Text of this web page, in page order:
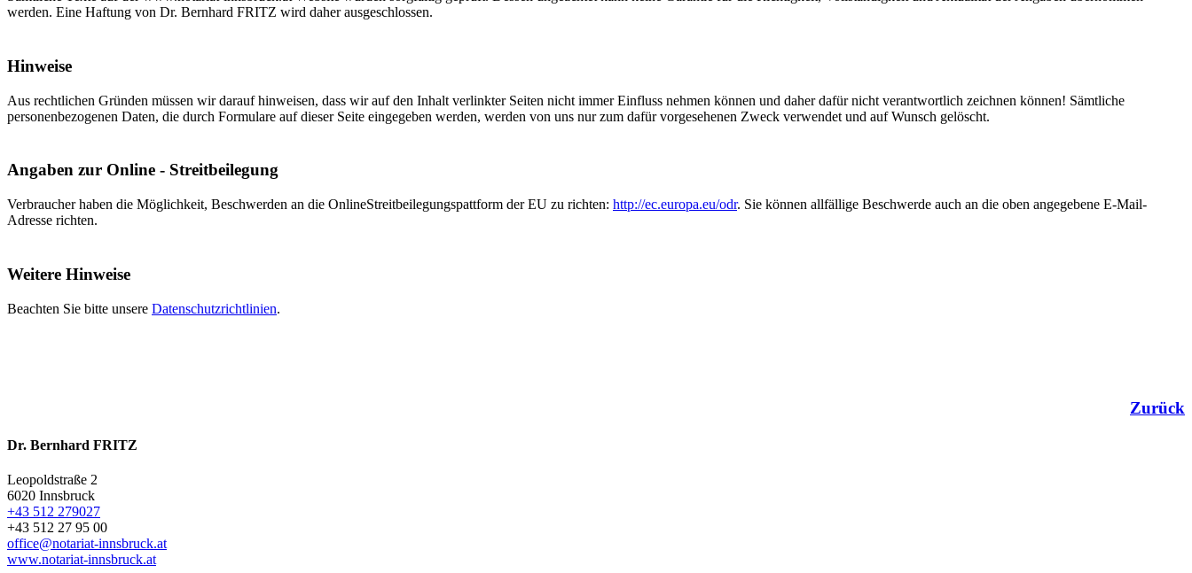
werden. Eine Haftung von Dr. Bernhard FRITZ wird daher ausgeschlossen.
Hinweise
Aus rechtlichen Gründen müssen wir darauf hinweisen, dass wir auf den Inhalt verlinkter Seiten nicht immer Einfluss nehmen können und daher dafür nicht verantwortlich zeichnen können! Sämtliche
personenbezogenen Daten, die durch Formulare auf dieser Seite eingegeben werden, werden von uns nur zum dafür vorgesehenen Zweck verwendet und auf Wunsch gelöscht.
Angaben zur Online - Streitbeilegung
Verbraucher haben die Möglichkeit, Beschwerden an die OnlineStreitbeilegungspattform der EU zu richten: http://ec.europa.eu/odr. Sie können allfällige Beschwerde auch an die oben angegebene E-Mail-
Adresse richten.
Weitere Hinweise
Beachten Sie bitte unsere Datenschutzrichtlinien.
Zurück
Dr. Bernhard FRITZ
Leopoldstraße 2
6020 Innsbruck
+43 512 279027
+43 512 27 95 00
office@notariat-innsbruck.at
www.notariat-innsbruck.at